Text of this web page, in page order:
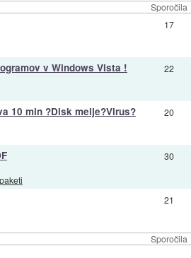
Sporočila
Sporočila
17
v Windows Vista ! 22
10 min ?Disk melje?Virus? 20
30
21